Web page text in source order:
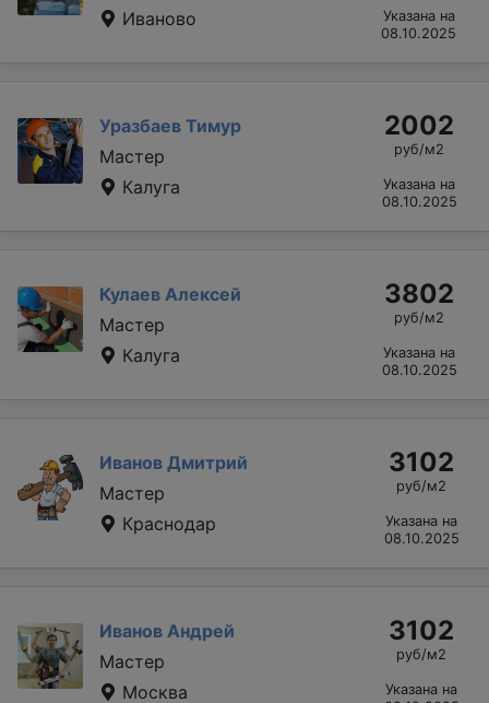
Иваново
Указана на
08.10.2025
Уразбаев Тимур
Мастер
Калуга
2002
руб/м2
Указана на
08.10.2025
Кулаев Алексей
Мастер
Калуга
3802
руб/м2
Указана на
08.10.2025
Иванов Дмитрий
Мастер
Краснодар
3102
руб/м2
Указана на
08.10.2025
Иванов Андрей
Мастер
Москва
3102
руб/м2
Указана на